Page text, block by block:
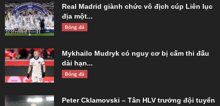
Real Madrid giành chức vô địch cúp Liên lục
địa một...
Bóng đá
Mykhailo Mudryk có nguy cơ bị cấm thi đấu
dài hạn...
Bóng đá
Peter Cklamovski – Tân HLV trưởng đội tuyển